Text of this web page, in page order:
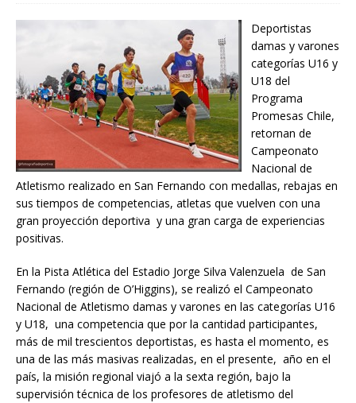
Deportistas
damas y varones
categorías U16 y
U18 del
Programa
Promesas Chile,
retornan de
Campeonato
Nacional de
Atletismo realizado en San Fernando con medallas, rebajas en
sus tiempos de competencias, atletas que vuelven con una
gran proyección deportiva y una gran carga de experiencias
positivas.
En la Pista Atlética del Estadio Jorge Silva Valenzuela de San
Fernando (región de O’Higgins), se realizó el Campeonato
Nacional de Atletismo damas y varones en las categorías U16
y U18, una competencia que por la cantidad participantes,
más de mil trescientos deportistas, es hasta el momento, es
una de las más masivas realizadas, en el presente, año en el
país, la misión regional viajó a la sexta región, bajo la
supervisión técnica de los profesores de atletismo del